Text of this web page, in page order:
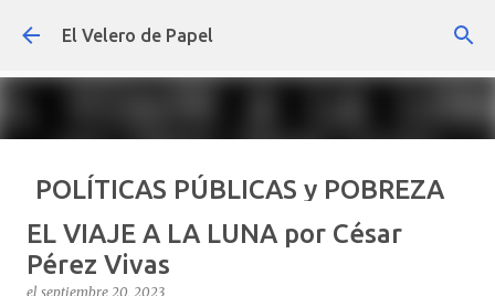
Ir al contenido principal
El Velero de Papel
POLÍTICAS PÚBLICAS y POBREZA
POR ARTURO MOLINA
elseptiembre 22, 2024
OPINIÓN POLÍTICAS PÚBLICAS Y POBREZA
EL VIAJE A LA LUNA por César
Pérez Vivas
el septiembre 20, 2023